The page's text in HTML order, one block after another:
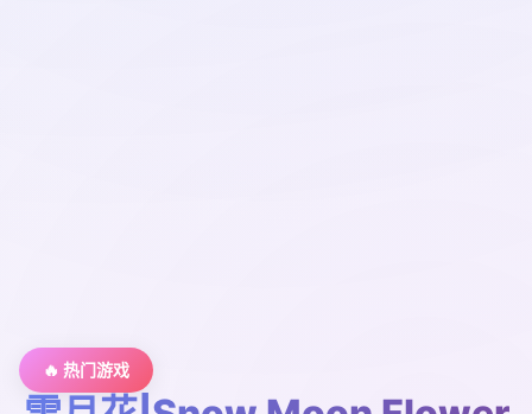
🔥 热门游戏